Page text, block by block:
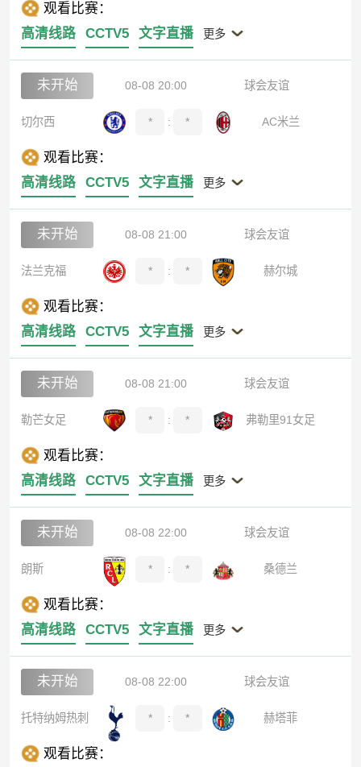
观看比赛：
高清线路
CCTV5 文字直播 更多
未开始 08-08 20:00 球会友谊
切尔西 * : * AC米兰
观看比赛：
高清线路
CCTV5 文字直播 更多
未开始 08-08 21:00 球会友谊
法兰克福 * : * 赫尔城
观看比赛：
高清线路
CCTV5 文字直播 更多
未开始 08-08 21:00 球会友谊
勒芒女足 * : * 弗勒里91女足
观看比赛：
高清线路
CCTV5 文字直播 更多
未开始 08-08 22:00 球会友谊
朗斯 * : * 桑德兰
观看比赛：
高清线路
CCTV5 文字直播 更多
未开始 08-08 22:00 球会友谊
托特纳姆热刺 * : * 赫塔菲
观看比赛：